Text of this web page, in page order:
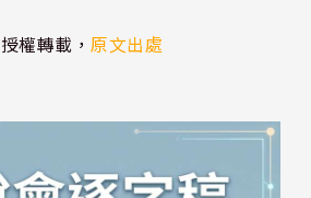
權轉載，原文出處